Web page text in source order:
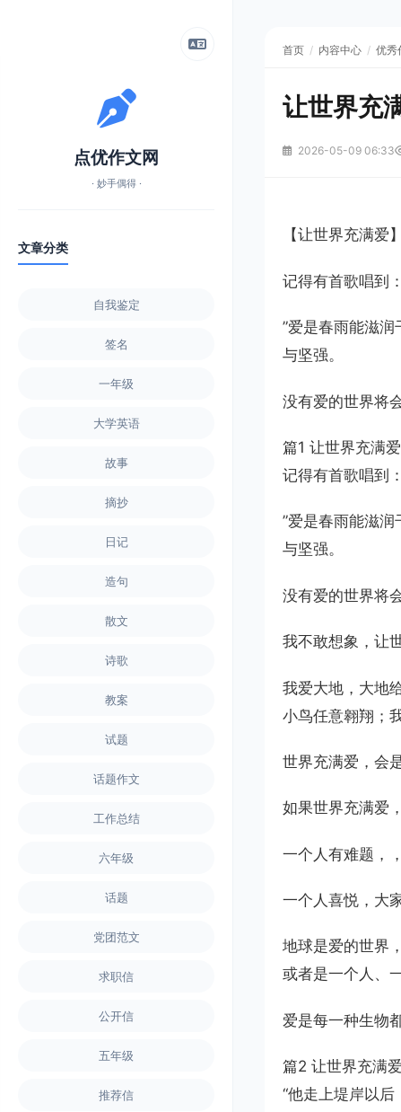
点优作文网
· 妙手偶得 ·
文章分类
自我鉴定
签名
一年级
大学英语
故事
摘抄
日记
造句
散文
诗歌
教案
试题
话题作文
工作总结
六年级
话题
党团范文
求职信
公开信
五年级
推荐信
首页 / 内容中心 / 优秀
让世界充
2026-05-09 06:33
【让世界充满爱】
记得有首歌唱到
”爱是春雨能滋
与坚强。
没有爱的世界将
篇1 让世界充满
记得有首歌唱到
”爱是春雨能滋
与坚强。
没有爱的世界将
我不敢想象，让
我爱大地，大地
小鸟任意翱翔；
世界充满爱，会
如果世界充满爱
一个人有难题，
一个人喜悦，大
地球是爱的世界
或者是一个人、
爱是每一种生物
篇2 让世界充满
“他走上堤岸以